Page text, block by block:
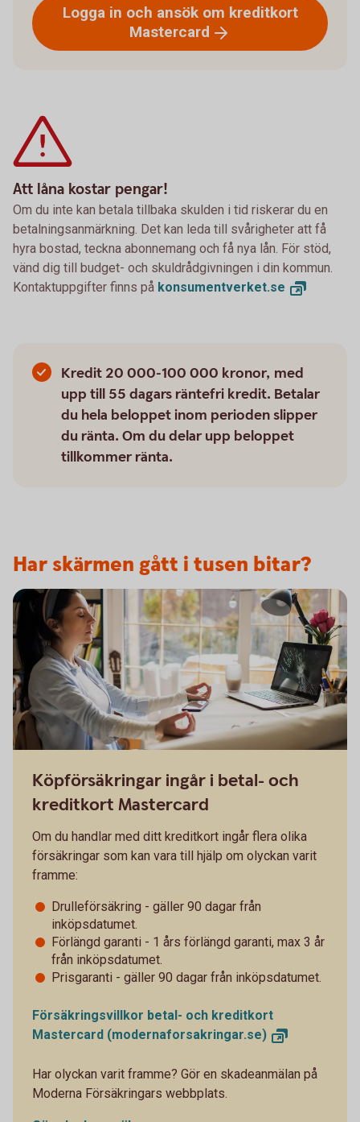
Logga in och ansök om kreditkort
Mastercard
Att låna kostar pengar!
Om du inte kan betala tillbaka skulden i tid riskerar du en
betalningsanmärkning. Det kan leda till svårigheter att få
hyra bostad, teckna abonnemang och få nya lån. För stöd,
vänd dig till budget- och skuldrådgivningen i din kommun.
Kontaktuppgifter finns på konsumentverket.se
Kredit 20 000-100 000 kronor, med
upp till 55 dagars räntefri kredit. Betalar
du hela beloppet inom perioden slipper
du ränta. Om du delar upp beloppet
tillkommer ränta.
Har skärmen gått i tusen bitar?
Köpförsäkringar ingår i betal- och
kreditkort Mastercard
Om du handlar med ditt kreditkort ingår flera olika
försäkringar som kan vara till hjälp om olyckan varit
framme:
Drulleförsäkring - gäller 90 dagar från
inköpsdatumet.
Förlängd garanti - 1 års förlängd garanti, max 3 år
från inköpsdatumet.
Prisgaranti - gäller 90 dagar från inköpsdatumet.
Försäkringsvillkor betal- och kreditkort
Mastercard (modernaforsakringar.se)
Har olyckan varit framme? Gör en skadeanmälan på
Moderna Försäkringars webbplats.